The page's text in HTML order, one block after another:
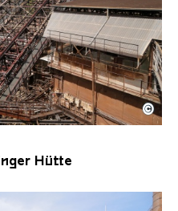
Völklinger Hütte mit
Völklinger Hütte | Karl
©
Hütte